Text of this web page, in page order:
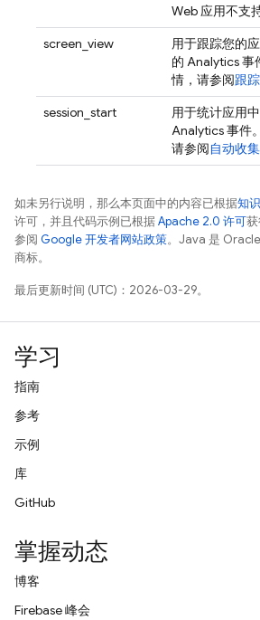
Web 应用不支
screen_view
用于跟踪您的
的 Analytics事
情，请参阅跟
session_start
用于统计应用
Analytics事件
请参阅自动收
如未另行说明，那么本页面中的内容已根据知
许可，并且代码示例已根据Apache 2.0 许可
参阅 Google 开发者网站政策。Java 是
商标。
最后更新时间 (UTC)：2026-03-29。
学习
指南
参考
示例
库
GitHub
掌握动态
博客
Firebase 峰会